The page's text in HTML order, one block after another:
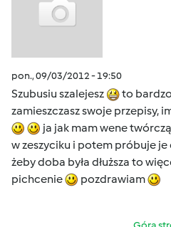
pon., 09/03/2012 - 19:50
Szubusiu szalejesz
to
zamieszczasz swoje przepisy,
ja jak mam wene
w zeszyciku i potem próbuje je
żeby doba była dłuższa to
pichcenie
pozdrawiam